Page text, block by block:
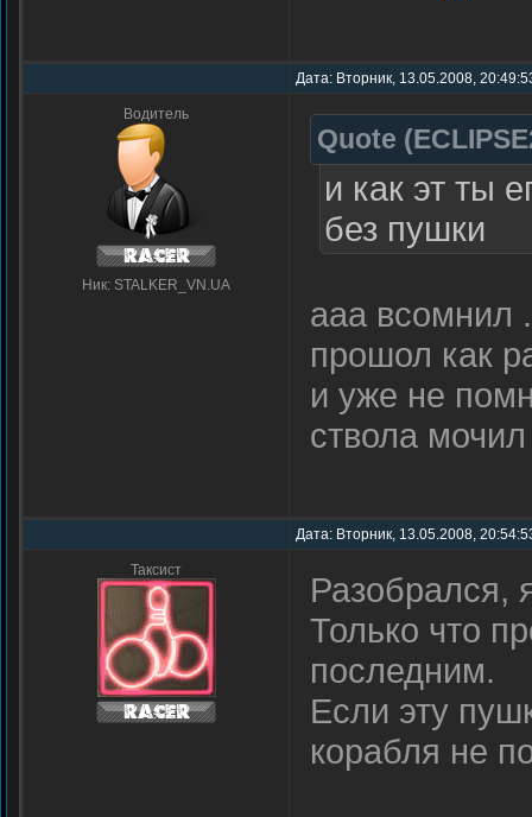
Дата: Вторник, 13.05.2008,
Водитель
Ник: STALKER_VN.UA
Quote (
и как эт ты
без пушки
ааа всомнил
прошол как
и уже не
ствола
Дата: Вторник, 13.05.2008,
Таксист
Разобрался,
Только что
последним.
Если эту
корабля не